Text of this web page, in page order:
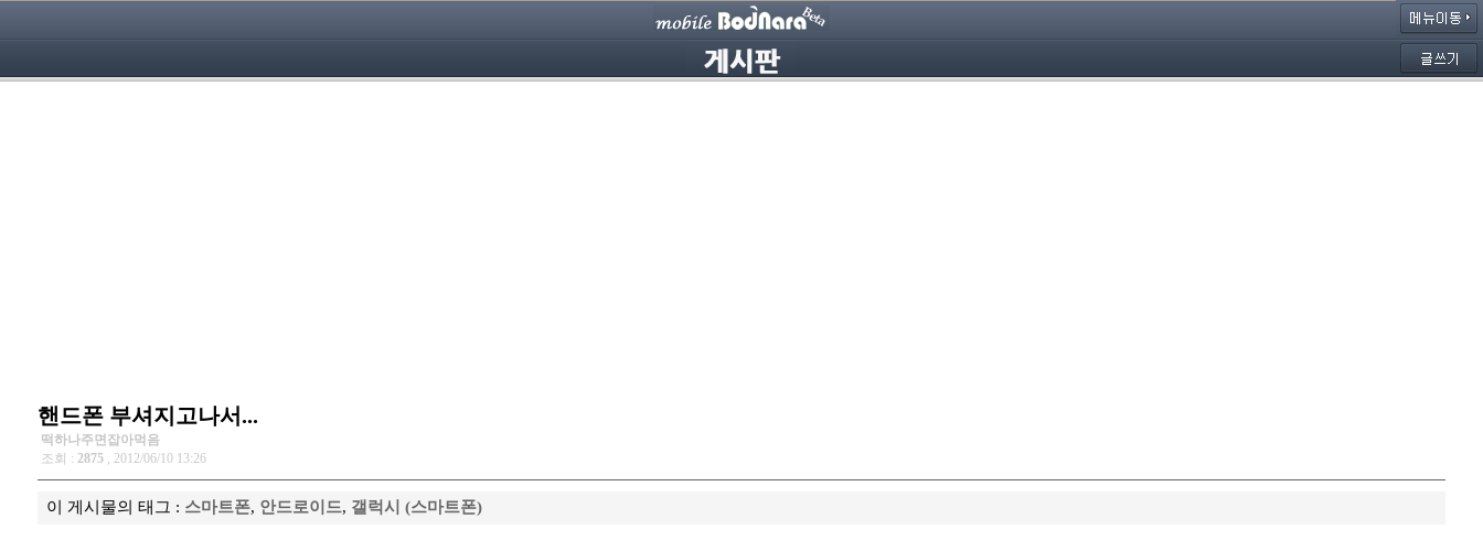
핸드폰 부셔지고나서...
떡하나주면잡아먹음
조회 : 2875 , 2012/06/10 13:26
이 게시물의 태그 : 스마트폰, 안드로이드, 갤럭시 (스마트폰)